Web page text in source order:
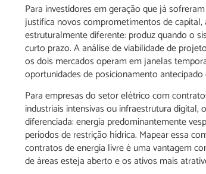
Para investidores em geração que já
justifica novos comprometimentos de
estruturalmente diferente: produz quando o
curto prazo. A análise de viabilidade de
os dois mercados operam em janelas
oportunidades de posicionamento
Para empresas do setor elétrico com
industriais intensivas ou infraestrutura
diferenciada: energia predominantemente
períodos de restrição hídrica. Mapear essa
contratos de energia livre é uma vantagem
de áreas esteja aberto e os ativos mais